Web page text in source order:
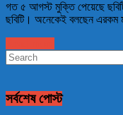
গত ৫ আগস্ট মুক্তি পেয়েছে
ছবিটি। অনেকেই বলছেন এরকম
সর্বশেষ পোস্ট